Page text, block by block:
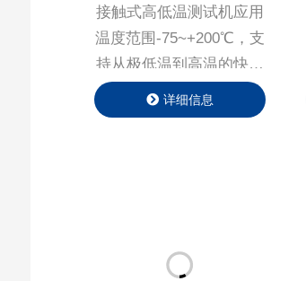
接触式⾼低温测试机应⽤
温度范围-75~+200℃，⽀
持从极低温到⾼温的快速
升温和降温，最快速率可
达到75℃/min，能够精确
详细信息